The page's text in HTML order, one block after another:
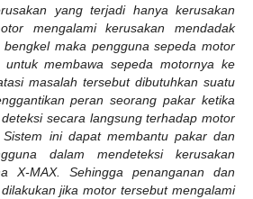
yang terjadi hanya kerusakan
mengalami kerusakan mendadak
maka pengguna sepeda motor
membawa sepeda motornya ke
masalah tersebut dibutuhkan suatu
peran seorang pakar ketika
secara langsung terhadap motor
ini dapat membantu pakar dan
dalam mendeteksi kerusakan
X-MAX. Sehingga penanganan dan
jika motor tersebut mengalami